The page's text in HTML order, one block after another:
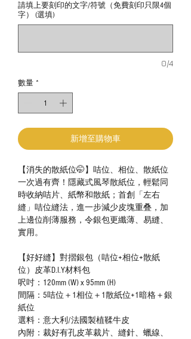
請填上要刻印的文字/符號（免費刻印只限4個
字） (選填)
0/4
數量 *
新增至購物車
【消失的散紙位🤭】咭位、相位、散紙位
一次過有齊！隱藏式風琴散紙位，輕鬆同
時收納咭片、紙幣和散紙；首創「左右
縫」咭位縫法，進一步減少皮塊重叠，加
上邊位削薄服務，令銀包更纖薄、易縫、
實用。
【好好縫】對摺銀包（咭位+相位+散紙
位）皮革D.I.Y材料包
呎吋：120mm (W) x 95mm (H)
間隔：5咭位＋1相位＋1散紙位+1暗格＋銀
紙位
選料：意大利/法國製植鞣牛皮
內附：裁好有孔皮革裁片、縫針、蠟線、